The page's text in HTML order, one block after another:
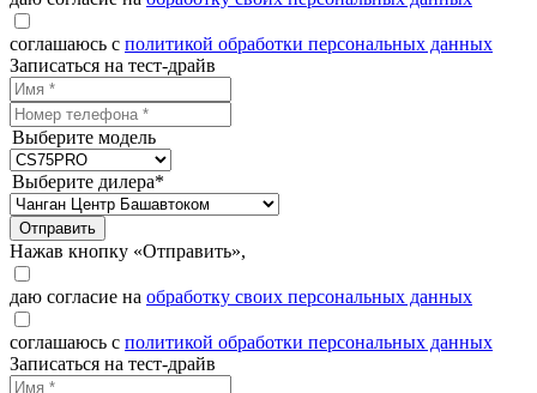
соглашаюсь с политикой обработки персональных данных
Записаться на тест-драйв
Выберите модель
Выберите дилера*
Отправить
Нажав кнопку «Отправить»,
даю согласие на обработку своих персональных данных
соглашаюсь с политикой обработки персональных данных
Записаться на тест-драйв